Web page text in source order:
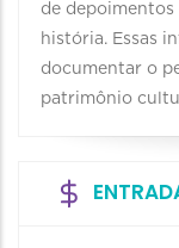
de depoimentos
história. Essas
documentar o
patrimônio